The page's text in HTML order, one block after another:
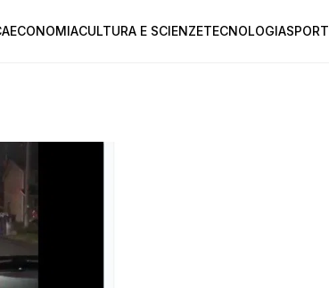
ECONOMIACULTURA E SCIENZETECNOLOGIASPORT